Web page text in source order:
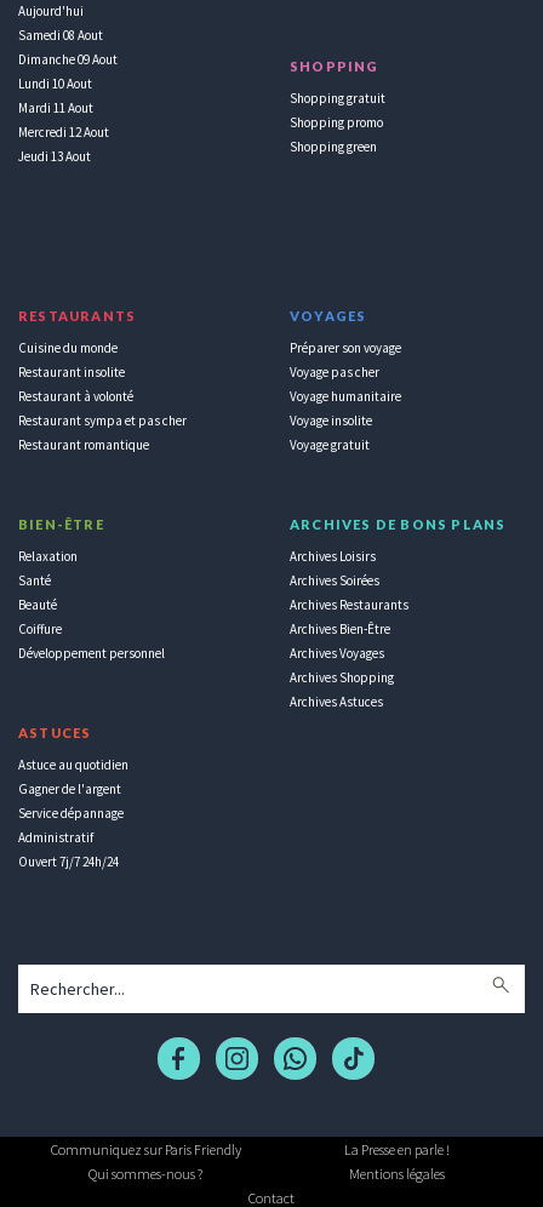
Aujourd'hui
Samedi 08 Aout
Dimanche 09 Aout
Lundi 10 Aout
Mardi 11 Aout
Mercredi 12 Aout
Jeudi 13 Aout
SHOPPING
Shopping gratuit
Shopping promo
Shopping green
RESTAURANTS
Cuisine du monde
Restaurant insolite
Restaurant à volonté
Restaurant sympa et pas cher
Restaurant romantique
BIEN-ÊTRE
Relaxation
Santé
Beauté
Coiffure
Développement personnel
ASTUCES
Astuce au quotidien
Gagner de l'argent
Service dépannage
Administratif
Ouvert 7j/7 24h/24
VOYAGES
Préparer son voyage
Voyage pas cher
Voyage humanitaire
Voyage insolite
Voyage gratuit
ARCHIVES DE BONS PLANS
Archives Loisirs
Archives Soirées
Archives Restaurants
Archives Bien-Être
Archives Voyages
Archives Shopping
Archives Astuces
Communiquez sur Paris Friendly
La Presse en parle !
Qui sommes-nous ?
Mentions légales
Contact